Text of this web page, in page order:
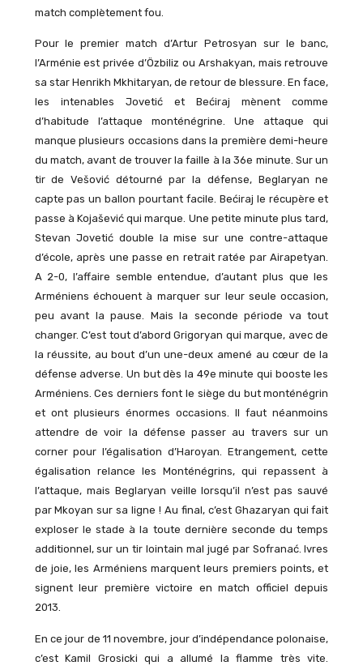
match complètement fou.
Pour le premier match d’Artur Petrosyan sur le banc,
l’Arménie est privée d’Özbiliz ou Arshakyan, mais retrouve
sa star Henrikh Mkhitaryan, de retour de blessure. En face,
les intenables Jovetić et Bećiraj mènent comme
d’habitude l’attaque monténégrine. Une attaque qui
manque plusieurs occasions dans la première demi-heure
du match, avant de trouver la faille à la 36e minute. Sur un
tir de Vešović détourné par la défense, Beglaryan ne
capte pas un ballon pourtant facile. Bećiraj le récupère et
passe à Kojašević qui marque. Une petite minute plus tard,
Stevan Jovetić double la mise sur une contre-attaque
d’école, après une passe en retrait ratée par Airapetyan.
A 2-0, l’affaire semble entendue, d’autant plus que les
Arméniens échouent à marquer sur leur seule occasion,
peu avant la pause. Mais la seconde période va tout
changer. C’est tout d’abord Grigoryan qui marque, avec de
la réussite, au bout d’un une-deux amené au cœur de la
défense adverse. Un but dès la 49e minute qui booste les
Arméniens. Ces derniers font le siège du but monténégrin
et ont plusieurs énormes occasions. Il faut néanmoins
attendre de voir la défense passer au travers sur un
corner pour l’égalisation d’Haroyan. Etrangement, cette
égalisation relance les Monténégrins, qui repassent à
l’attaque, mais Beglaryan veille lorsqu’il n’est pas sauvé
par Mkoyan sur sa ligne ! Au final, c’est Ghazaryan qui fait
exploser le stade à la toute dernière seconde du temps
additionnel, sur un tir lointain mal jugé par Sofranać. Ivres
de joie, les Arméniens marquent leurs premiers points, et
signent leur première victoire en match officiel depuis
2013.
En ce jour de 11 novembre, jour d’indépendance polonaise,
c’est Kamil Grosicki qui a allumé la flamme très vite.